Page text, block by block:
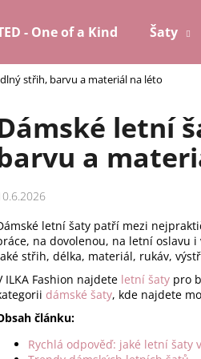
- One of a Kind Šaty
střih, barvu a materiál na léto
letní
a
letní šaty patří mezi
na dovolenou, na letní oslavu
střih, délka, materiál, rukáv,
ILKA Fashion najdete letní šaty pro
dámské šaty, kde najdete
článku:
Rychlá odpověď: jaké letní šaty
Co potřebujete najít?
Doporučujeme